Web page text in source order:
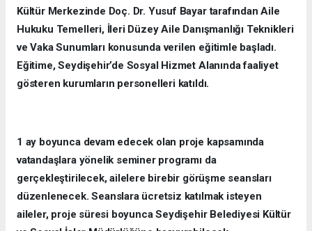
Kültür Merkezinde Doç. Dr. Yusuf Bayar tarafından Aile
Hukuku Temelleri, İleri Düzey Aile Danışmanlığı Teknikleri
ve Vaka Sunumları konusunda verilen eğitimle başladı.
Eğitime, Seydişehir’de Sosyal Hizmet Alanında faaliyet
gösteren kurumların personelleri katıldı.
1 ay boyunca devam edecek olan proje kapsamında
vatandaşlara yönelik seminer programı da
gerçekleştirilecek, ailelere birebir görüşme seansları
düzenlenecek. Seanslara ücretsiz katılmak isteyen
aileler, proje süresi boyunca Seydişehir Belediyesi Kültür